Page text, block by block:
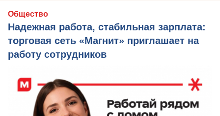
Общество
Надежная работа, стабильная зарплата:
торговая сеть «Магнит» приглашает на
работу сотрудников